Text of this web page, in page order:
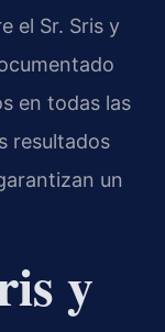
el Sr. Sris y
en todas las
resultados
un
y